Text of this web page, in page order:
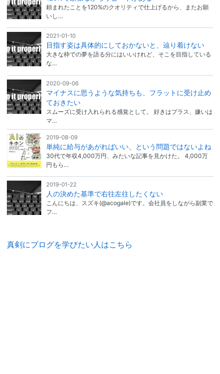
頼まれたことを120%のクオリティで仕上げるから、またお願
いし…
2021-01-10
目指す姿は具体的にしておかないと、辿り着けない
大きな枠での夢を語る分にはいいけれど、そこを目指している
な…
2020-09-06
マイナスに思うような気持ちも、フラットに受け止め
ておきたい
スムーズに受け入れられる感覚として。 好きはプラス、嫌いは
マ…
2019-08-09
単純に給与があがればいい、という問題ではないよね
30代で年収4,000万円、みたいな記事を見かけた。 4,000万
円もら…
2019-01-22
人の決めた基準で右往左往したくない
こんにちは、スズキ(@acogale)です。会社員をしながら副業で
フ…
真剣にブログを学びたい人はこちら